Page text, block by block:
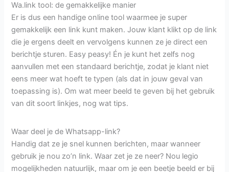
Wa.link tool: de gemakkelijke manier
Er is dus een handige online tool waarmee je super
gemakkelijk een link kunt maken. Jouw klant klikt op de link
die je ergens deelt en vervolgens kunnen ze je direct een
berichtje sturen. Easy peasy! Én je kunt het zelfs nog
aanvullen met een standaard berichtje, zodat je klant niet
eens meer wat hoeft te typen (als dat in jouw geval van
toepassing is). Om wat meer beeld te geven bij het gebruik
van dit soort linkjes, nog wat tips.
Waar deel je de Whatsapp-link?
Handig dat ze je snel kunnen berichten, maar wanneer
gebruik je nou zo’n link. Waar zet je ze neer? Nou legio
mogelijkheden natuurlijk, maar om je een beetje beeld er bij